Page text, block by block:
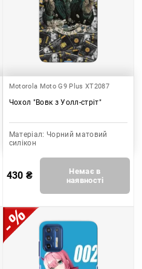
Motorola Moto G9 Plus XT2087
Чохол "Вовк з Уолл-стріт"
Матеріал: Чорний матовий
силікон
430 ₴
Немає в
наявності